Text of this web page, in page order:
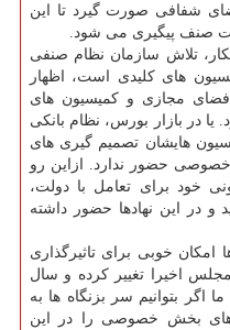
شفافی صورت گیرد تا این
صنف پیگیری می شود.
تلاش سازمان نظام صنفی
های کلیدی است، اظهار
مجازی و کمیسیون های
یا در بازار بورس، نظام بانکی
هایشان تصمیم گیری های
خصوصی حضور ندارد. ازاین رو
خود برای تعامل با دولت،
و در این نهادها حضور داشته
خوبی برای تاثیرگذاری
اخیرا تغییر کرده و سال
اگر بتوانیم سر بزنگاه ها به
بخش خصوصی را در این